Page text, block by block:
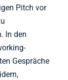
Pitch vor
In den
Gespräche